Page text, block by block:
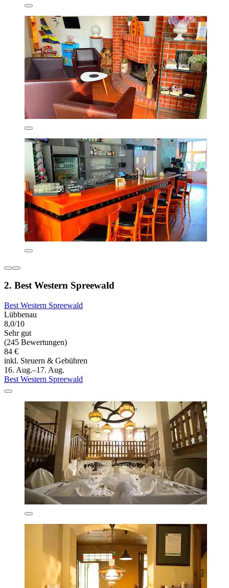
2. Best Western Spreewald
Best Western Spreewald
Lübbenau
8,0/10
Sehr gut
(245 Bewertungen)
84 €
inkl. Steuern & Gebühren
16. Aug.–17. Aug.
Best Western Spreewald